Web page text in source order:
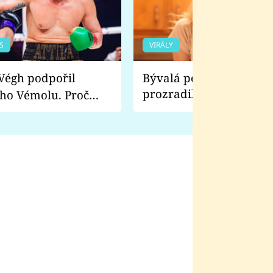
Vémolu. Proč
zápasit s ním než
VIRÁLY
Bývalá pornoherečka
prozradila, co ji
natáčení Euforie.